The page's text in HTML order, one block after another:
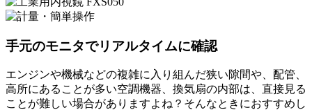
手元のモニタでリアルタイムに確認
エンジンや機械などの複雑に入り組んだ狭い隙間や、配管、
高所にあることが多い空調機器、換気扇の内部は、直接見る
ことが難しい場合がありますよね？そんなときにおすすめし